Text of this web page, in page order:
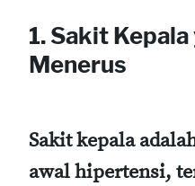
1. Sakit
Menerus
Sakit kepala
awal hipertensi,